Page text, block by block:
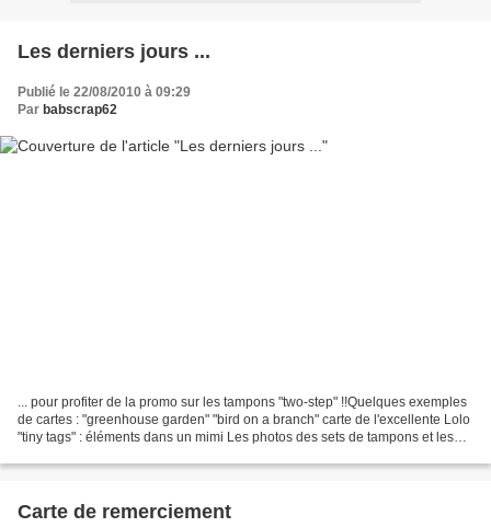
Les derniers jours ...
Publié le 22/08/2010 à 09:29
Par babscrap62
... pour profiter de la promo sur les tampons "two-step" !!Quelques exemples
de cartes : "greenhouse garden" "bird on a branch" carte de l'excellente Lolo
"tiny tags" : éléments dans un mimi Les photos des sets de tampons et les
Carte de remerciement